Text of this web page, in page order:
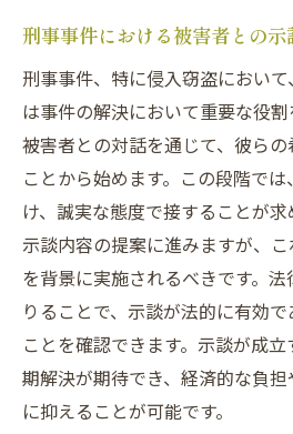
本方針
法律事務所が提供する
内容
専門家による示談成功
藤垣法律事務所が誇る
侵入窃盗事件における
ステップ
埼玉での刑事事件に強
実績
埼玉での示談交渉刑事事件
刑事事件における被害者との
刑事事件、特に侵入窃盗におい
は事件の解決において重要な役割
被害者との対話を通じて、彼ら
ことから始めます。この段階で
け、誠実な態度で接することが求
示談内容の提案に進みますが、
を背景に実施されるべきです。
りることで、示談が法的に有効
ことを確認できます。示談が成
期解決が期待でき、経済的な負
に抑えることが可能です。